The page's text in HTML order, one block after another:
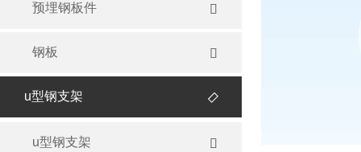
预埋钢板件 
钢板 
u型钢支架 
u型钢支架 